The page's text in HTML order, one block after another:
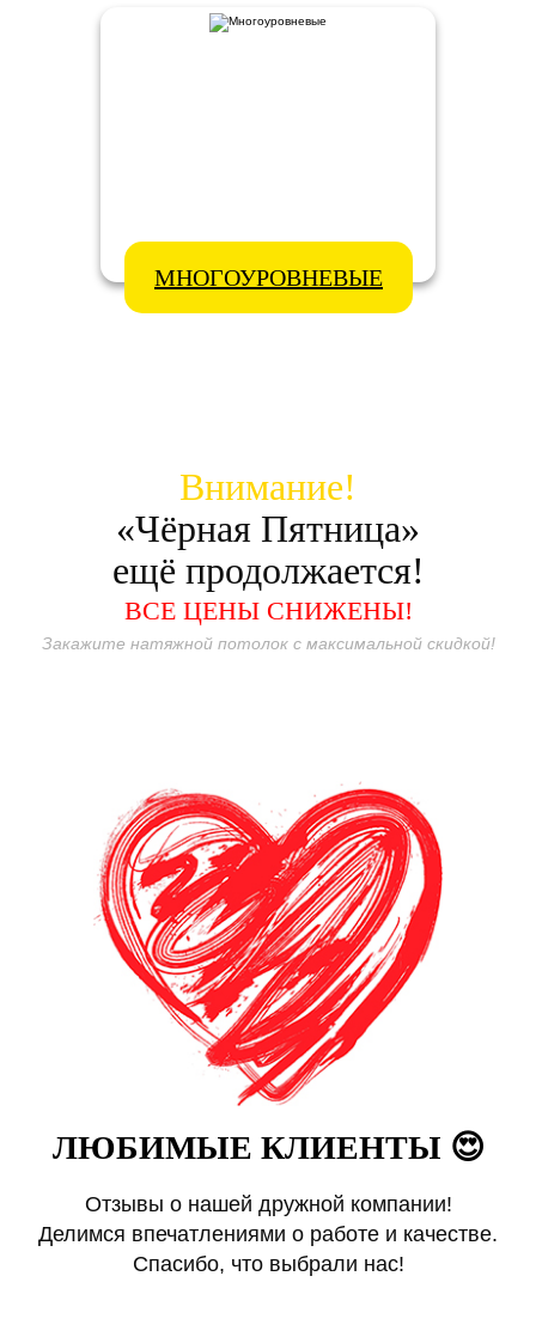
МНОГОУРОВНЕВЫЕ
Внимание!
«Чёрная Пятница»
ещё продолжается!
ВСЕ ЦЕНЫ СНИЖЕНЫ!
Закажите натяжной потолок с максимальной скидкой!
ЛЮБИМЫЕ КЛИЕНТЫ 😍
Отзывы о нашей дружной компании!
Делимся впечатлениями о работе и качестве.
Спасибо, что выбрали нас!